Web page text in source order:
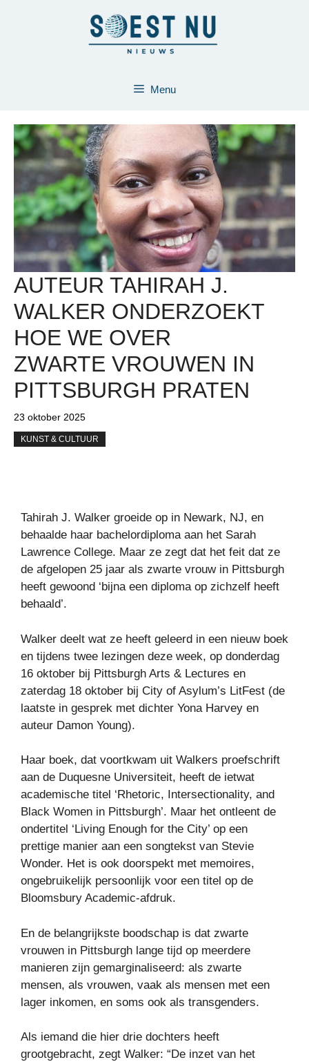
Menu
AUTEUR TAHIRAH J.
WALKER ONDERZOEKT
HOE WE OVER
ZWARTE VROUWEN IN
PITTSBURGH PRATEN
23 oktober 2025
KUNST & CULTUUR
Tahirah J. Walker groeide op in Newark, NJ, en
behaalde haar bachelordiploma aan het Sarah
Lawrence College. Maar ze zegt dat het feit dat ze
de afgelopen 25 jaar als zwarte vrouw in Pittsburgh
heeft gewoond ‘bijna een diploma op zichzelf heeft
behaald’.
Walker deelt wat ze heeft geleerd in een nieuw boek
en tijdens twee lezingen deze week, op donderdag
16 oktober bij Pittsburgh Arts & Lectures en
zaterdag 18 oktober bij City of Asylum’s LitFest (de
laatste in gesprek met dichter Yona Harvey en
auteur Damon Young).
Haar boek, dat voortkwam uit Walkers proefschrift
aan de Duquesne Universiteit, heeft de ietwat
academische titel ‘Rhetoric, Intersectionality, and
Black Women in Pittsburgh’. Maar het ontleent de
ondertitel ‘Living Enough for the City’ op een
prettige manier aan een songtekst van Stevie
Wonder. Het is ook doorspekt met memoires,
ongebruikelijk persoonlijk voor een titel op de
Bloomsbury Academic-afdruk.
En de belangrijkste boodschap is dat zwarte
vrouwen in Pittsburgh lange tijd op meerdere
manieren zijn gemarginaliseerd: als zwarte
mensen, als vrouwen, vaak als mensen met een
lager inkomen, en soms ook als transgenders.
Als iemand die hier drie dochters heeft
grootgebracht, zegt Walker: “De inzet van het